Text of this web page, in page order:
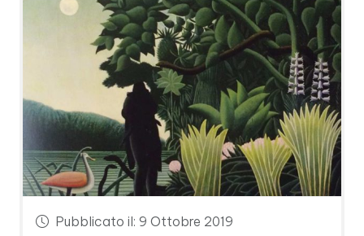
Pubblicato il: 9 Ottobre 2019